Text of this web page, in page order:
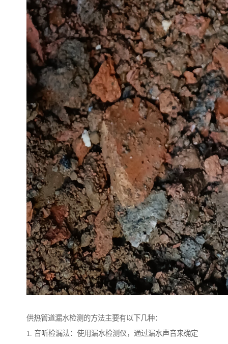
供热管道漏水检测的方法主要有以下几种：
1. 音听检漏法：使用漏水检测仪，通过漏水声音来确定